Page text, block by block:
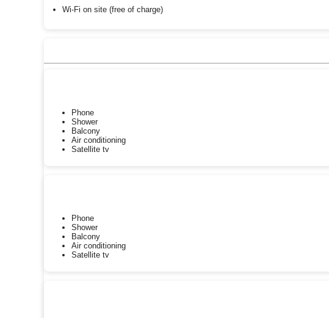
Wi-Fi on site (free of charge)
Phone
Shower
Balcony
Air conditioning
Satellite tv
Phone
Shower
Balcony
Air conditioning
Satellite tv